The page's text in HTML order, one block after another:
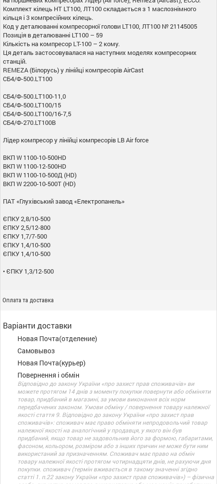
Комплект кілець НТ LT100, ЛТ100 складається з 1 маслознімного
кільця і 3 компресійних кілець.
Код у деталюванні компресорної голови LT100, ЛТ100 № 21145005
Позиція в деталюванні LT100 – 59
Кількість на компресор LТ-100 – 2 кому.
Ця деталь застосовувалася на наступних моделях компресорних
станцій.
REMEZA (Білорусь) у лінійці компресорів AirCast
СБ4/Ф-500.LТ100
СБ4/Ф-500.LТ100-11,0
СБ4/Ф-500.LT100/15
СБ4/Ф-500.LT100/16-7,5
СБ4/Ф-270.LT100В
Лідер компресор у лінійці компресорів LB Air force
ВКП W 1100-10-500HD
ВКП W 1100-12-500HD
ВКП W 1100-10-500Д (HD)
ВКП W 2200-10-500T (HD)
ПАТ «Глухівський завод «Електропанель»
ЄПКУ 2,8/10-500
ЄПКУ 2,5/12-800
ЄПКУ 1,7/7-500
ЄПКУ 1,4/10-500
ЄПКУ 1,4/10-500
• ЄПКУ 1,3/12-500
Оплата та доставка
Варіанти доставки
Новая Почта(отделение)
Самовывоз
Новая Почта(курьер)
Повернення і обмін
Відповідно до закону України «про захист прав споживачів» ви
можете протягом 14 днів з моменту покупки повернути або обміняти
товар, придбаний в магазині, за умови виконання всіх норм
передбачених законом. Умови обміну / повернення товару належної
якості стаття 9. Відповідно до закону України «про захист прав
споживачів»: споживач має право обміняти непродовольчий товар
належної якості на аналогічний у продавця, у якого він був
придбаний, якщо товар не задовольнив його за формою, габаритами,
фасоном, кольором, розміром або з інших причин не може бути ним
використаний за призначенням. Споживач має право на обмін
товару належної якості протягом чотирнадцяти днів, не рахуючи дня
покупки. споживач (термін вживається в такому значенні згідно
статті 1. п.22 закону України «про захист прав споживачів») – фізична